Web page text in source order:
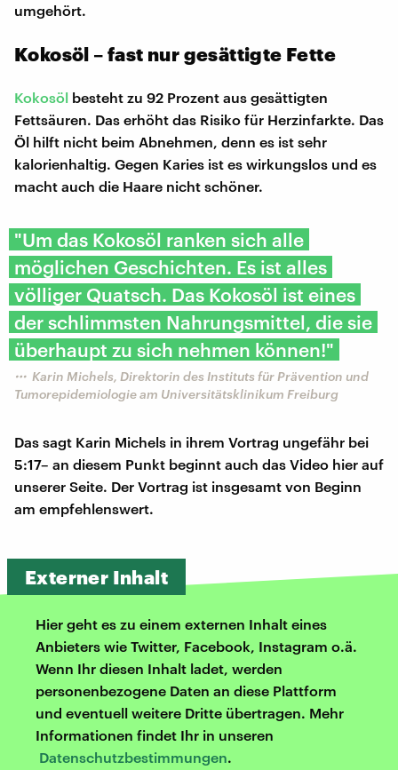
umgehört.
Kokosöl – fast nur gesättigte Fette
Kokosöl besteht zu 92 Prozent aus gesättigten
Fettsäuren. Das erhöht das Risiko für Herzinfarkte. Das
Öl hilft nicht beim Abnehmen, denn es ist sehr
kalorienhaltig. Gegen Karies ist es wirkungslos und es
macht auch die Haare nicht schöner.
"Um das Kokosöl ranken sich alle
möglichen Geschichten. Es ist alles
völliger Quatsch. Das Kokosöl ist eines
der schlimmsten Nahrungsmittel, die sie
überhaupt zu sich nehmen können!"
Karin Michels, Direktorin des Instituts für Prävention und
Tumorepidemiologie am Universitätsklinikum Freiburg
Das sagt Karin Michels in ihrem Vortrag ungefähr bei
5:17– an diesem Punkt beginnt auch das Video hier auf
unserer Seite. Der Vortrag ist insgesamt von Beginn
am empfehlenswert.
Externer Inhalt
Hier geht es zu einem externen Inhalt eines
Anbieters wie Twitter, Facebook, Instagram o.ä.
Wenn Ihr diesen Inhalt ladet, werden
personenbezogene Daten an diese Plattform
und eventuell weitere Dritte übertragen. Mehr
Informationen findet Ihr in unseren
Datenschutzbestimmungen.